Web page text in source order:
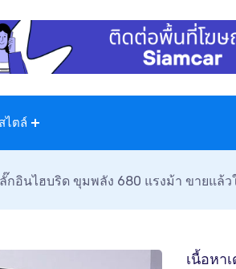
ไตล์
ลั๊กอินไฮบริด ขุมพลัง 680 แรงม้า ขายแล้ว
เนื้อหา